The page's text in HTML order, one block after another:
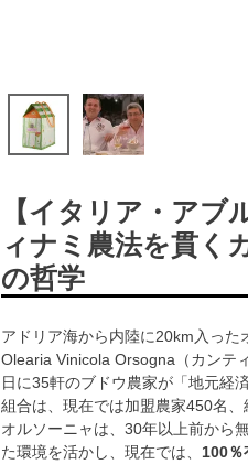
【イタリア・アブ
ィナミ農法を貫く
の哲学
アドリア海から内陸に20km入っ
Olearia Vinicola Orsogna（カンテ
日に35軒のブドウ農家が「地元経
組合は、現在では加盟農家450名、
オルソーニャは、30年以上前から
た環境を活かし、現在では、 100％